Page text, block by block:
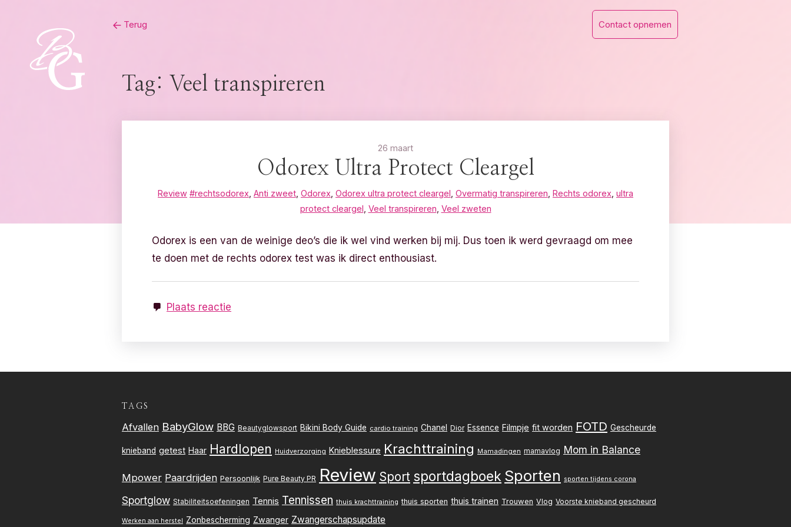
Terug Contact opnemen
Tag: Veel transpireren
26 maart
Odorex Ultra Protect Cleargel
Review #rechtsodorex Anti zweet Odorex Odorex ultra protect cleargel Overmatig transpireren Rechts odorex ultra
protect cleargel Veel transpireren Veel zweten
Odorex is een van de weinige deo’s die ik wel vind werken bij mij. Dus toen ik werd gevraagd om mee
te doen met de rechts odorex test was ik direct enthousiast.
Plaats reactie
TAGS
Afvallen BabyGlow BBG Beautyglowsport Bikini Body Guide cardio training Chanel Dior Essence Filmpje fit worden FOTD Gescheurde
knieband getest Haar Hardlopen Huidverzorging Knieblessure Krachttraining Mamadingen mamavlog Mom in Balance
Mpower Paardrijden Persoonlijk Pure Beauty PR Review Sport sportdagboek Sporten sporten tijdens corona
Sportglow Stabiliteitsoefeningen Tennis Tennissen thuis krachttraining thuis sporten thuis trainen Trouwen Vlog Voorste knieband gescheurd
Werken aan herstel Zonbescherming Zwanger Zwangerschapsupdate